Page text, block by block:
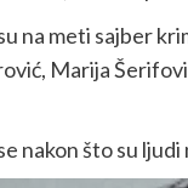
na meti sajber
Marija
nakon što su